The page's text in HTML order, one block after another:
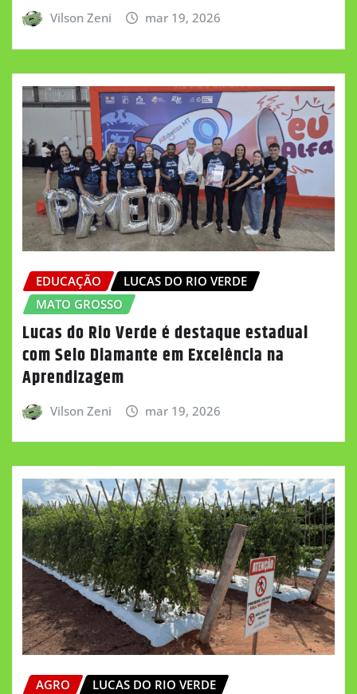
Vilson Zeni mar 19, 2026
EDUCAÇÃO
LUCAS DO RIO VERDE
MATO GROSSO
Lucas do Rio Verde é destaque estadual
com Selo Diamante em Excelência na
Aprendizagem
Vilson Zeni mar 19, 2026
AGRO LUCAS DO RIO VERDE